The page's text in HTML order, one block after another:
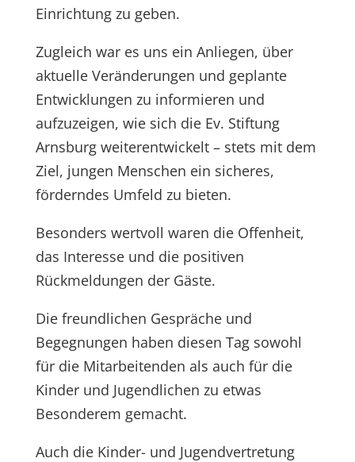
Einrichtung zu geben.
Zugleich war es uns ein Anliegen, über
aktuelle Veränderungen und geplante
Entwicklungen zu informieren und
aufzuzeigen, wie sich die Ev. Stiftung
Arnsburg weiterentwickelt – stets mit dem
Ziel, jungen Menschen ein sicheres,
förderndes Umfeld zu bieten.
Besonders wertvoll waren die Offenheit,
das Interesse und die positiven
Rückmeldungen der Gäste.
Die freundlichen Gespräche und
Begegnungen haben diesen Tag sowohl
für die Mitarbeitenden als auch für die
Kinder und Jugendlichen zu etwas
Besonderem gemacht.
Auch die Kinder- und Jugendvertretung